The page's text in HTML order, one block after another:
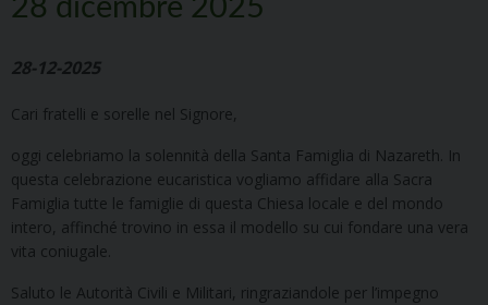
28 dicembre 2025
28-12-2025
Cari fratelli e sorelle nel Signore,
oggi celebriamo la solennità della Santa Famiglia di Nazareth. In
questa celebrazione eucaristica vogliamo affidare alla Sacra
Famiglia tutte le famiglie di questa Chiesa locale e del mondo
intero, affinché trovino in essa il modello su cui fondare una vera
vita coniugale.
Saluto le Autorità Civili e Militari, ringraziandole per l’impegno